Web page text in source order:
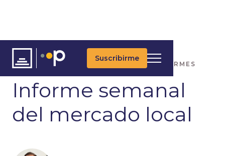
Suscribirme
ARTÍCULOS INFORMES
Informe semanal
del mercado local